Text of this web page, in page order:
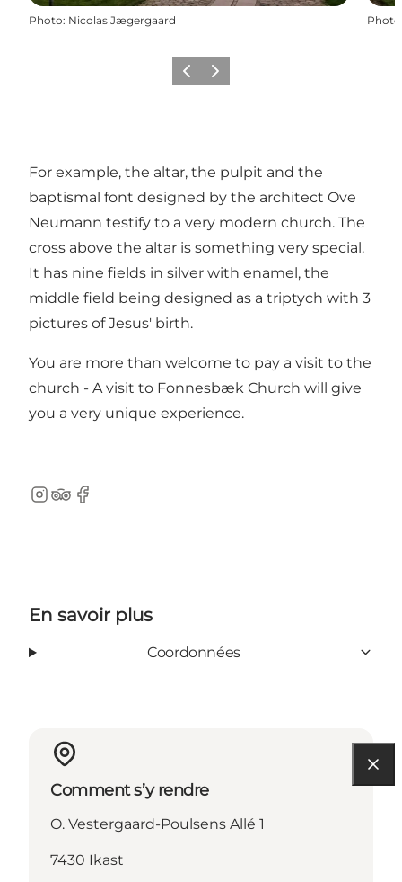
Photo: Nicolas Jægergaard Photo
PrécédentSuivant
For example, the altar, the pulpit and the
baptismal font designed by the architect Ove
Neumann testify to a very modern church. The
cross above the altar is something very special.
It has nine fields in silver with enamel, the
middle field being designed as a triptych with 3
pictures of Jesus' birth.
You are more than welcome to pay a visit to the
church - A visit to Fonnesbæk Church will give
you a very unique experience.
Instagram
Tripadvisor
Facebook
En savoir plus
Coordonnées
Comment s’y rendre
O. Vestergaard-Poulsens Allé 1
7430 Ikast